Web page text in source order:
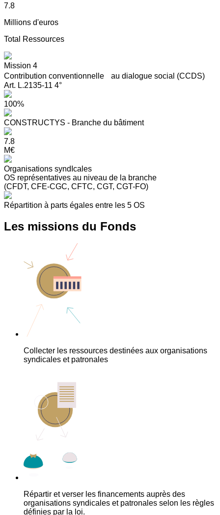
7.8
Millions d'euros
Total Ressources
Mission 4
Contribution conventionnelle au dialogue social (CCDS)
Art. L.2135-11 4°
100%
CONSTRUCTYS - Branche du bâtiment
7.8
M€
Organisations syndIcales
OS représentatives au niveau de la branche
(CFDT, CFE-CGC, CFTC, CGT, CGT-FO)
Répartition à parts égales entre les 5 OS
Les missions du Fonds
Collecter les ressources destinées aux organisations
syndicales et patronales
Répartir et verser les financements auprès des
organisations syndicales et patronales selon les règles
définies par la loi.